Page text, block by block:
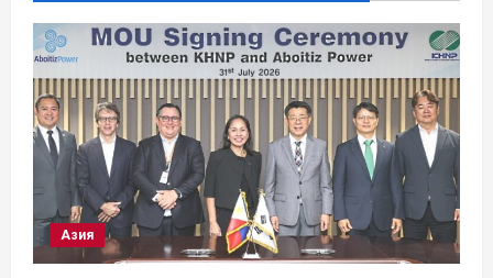
Азия